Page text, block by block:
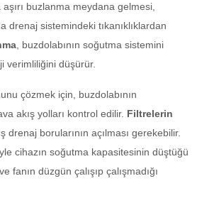
aşırı buzlanma meydana gelmesi,
drenaj sistemindeki tıkanıklıklardan
, buzdolabının soğutma sistemini
verimliliğini düşürür.
çözmek için, buzdolabının
akış yolları kontrol edilir. Filtrelerin
drenaj borularının açılması gerekebilir.
cihazın soğutma kapasitesinin düştüğü
fanın düzgün çalışıp çalışmadığı